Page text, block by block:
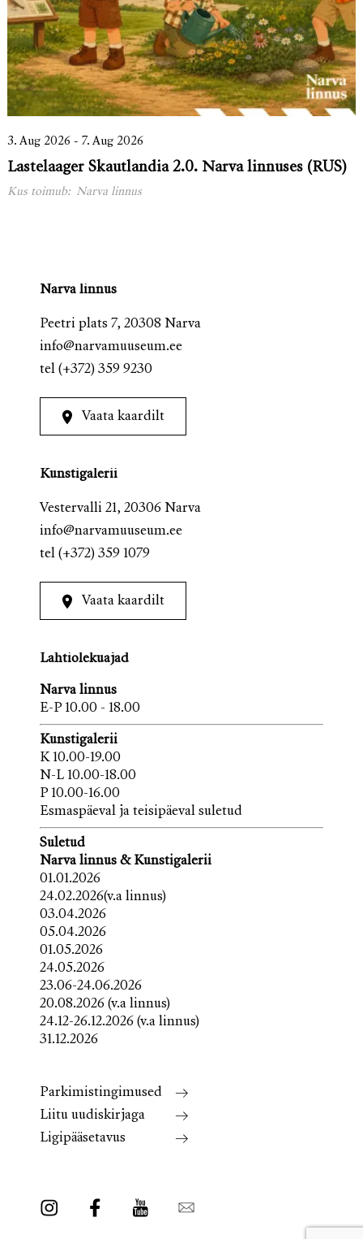
3. Aug 2026 - 7. Aug 2026
Lastelaager Skautlandia 2.0. Narva linnuses (RUS)
Kus toimub: Narva linnus
Narva linnus
Peetri plats 7, 20308 Narva
info@narvamuuseum.ee
tel(+372) 359 9230
Vaata kaardilt
Kunstigalerii
Vestervalli 21, 20306 Narva
info@narvamuuseum.ee
tel(+372) 359 1079
Vaata kaardilt
Lahtiolekuajad
Narva linnus
E-P 10.00 - 18.00
Kunstigalerii
K 10.00-19.00
N-L 10.00-18.00
P 10.00-16.00
Esmaspäeval ja teisipäeval suletud
Suletud
Narva linnus & Kunstigalerii
01.01.2026
24.02.2026(v.a linnus)
03.04.2026
05.04.2026
01.05.2026
24.05.2026
23.06-24.06.2026
20.08.2026 (v.a linnus)
24.12-26.12.2026 (v.a linnus)
31.12.2026
Parkimistingimused
Liitu uudiskirjaga
Ligipääsetavus